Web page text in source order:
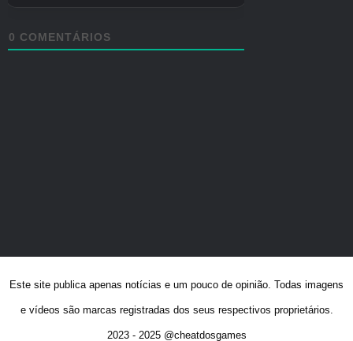
Este site publica apenas notícias e um pouco de opinião. Todas imagens
e vídeos são marcas registradas dos seus respectivos proprietários.
2023 - 2025 @cheatdosgames